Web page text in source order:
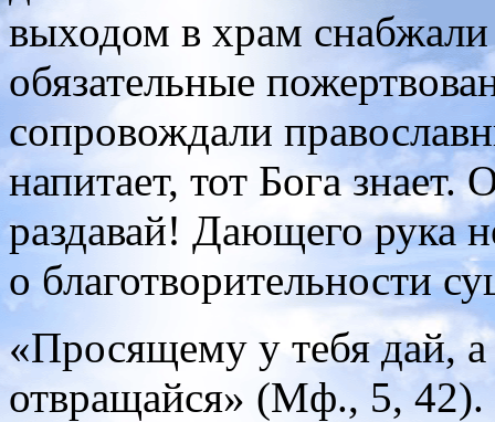
выходом в храм
обязательные
сопровождали
напитает, тот Бога
раздавай! Дающего рука
о благотворительности
«Просящему у тебя дай, а
отвращайся» (Мф., 5, 42).